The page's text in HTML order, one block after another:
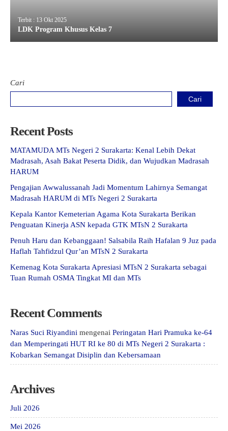
Terbit : 13 Okt 2025
LDK Program Khusus Kelas 7
Cari
Cari
Recent Posts
MATAMUDA MTs Negeri 2 Surakarta: Kenal Lebih Dekat
Madrasah, Asah Bakat Peserta Didik, dan Wujudkan Madrasah
HARUM
Pengajian Awwalussanah Jadi Momentum Lahirnya Semangat
Madrasah HARUM di MTs Negeri 2 Surakarta
Kepala Kantor Kemeterian Agama Kota Surakarta Berikan
Penguatan Kinerja ASN kepada GTK MTsN 2 Surakarta
Penuh Haru dan Kebanggaan! Salsabila Raih Hafalan 9 Juz pada
Haflah Tahfidzul Qur’an MTsN 2 Surakarta
Kemenag Kota Surakarta Apresiasi MTsN 2 Surakarta sebagai
Tuan Rumah OSMA Tingkat MI dan MTs
Recent Comments
Naras Suci Riyandini mengenai Peringatan Hari Pramuka ke-64
dan Memperingati HUT RI ke 80 di MTs Negeri 2 Surakarta :
Kobarkan Semangat Disiplin dan Kebersamaan
Archives
Juli 2026
Mei 2026